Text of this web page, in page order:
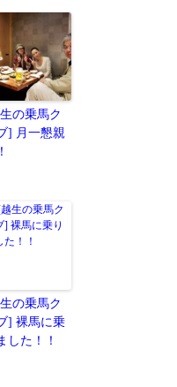
の乗馬ク
] 月一懇親
の乗馬ク
] 裸馬に乗
した！！